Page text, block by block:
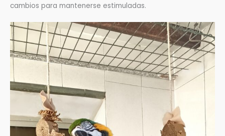
cambios para mantenerse estimuladas.